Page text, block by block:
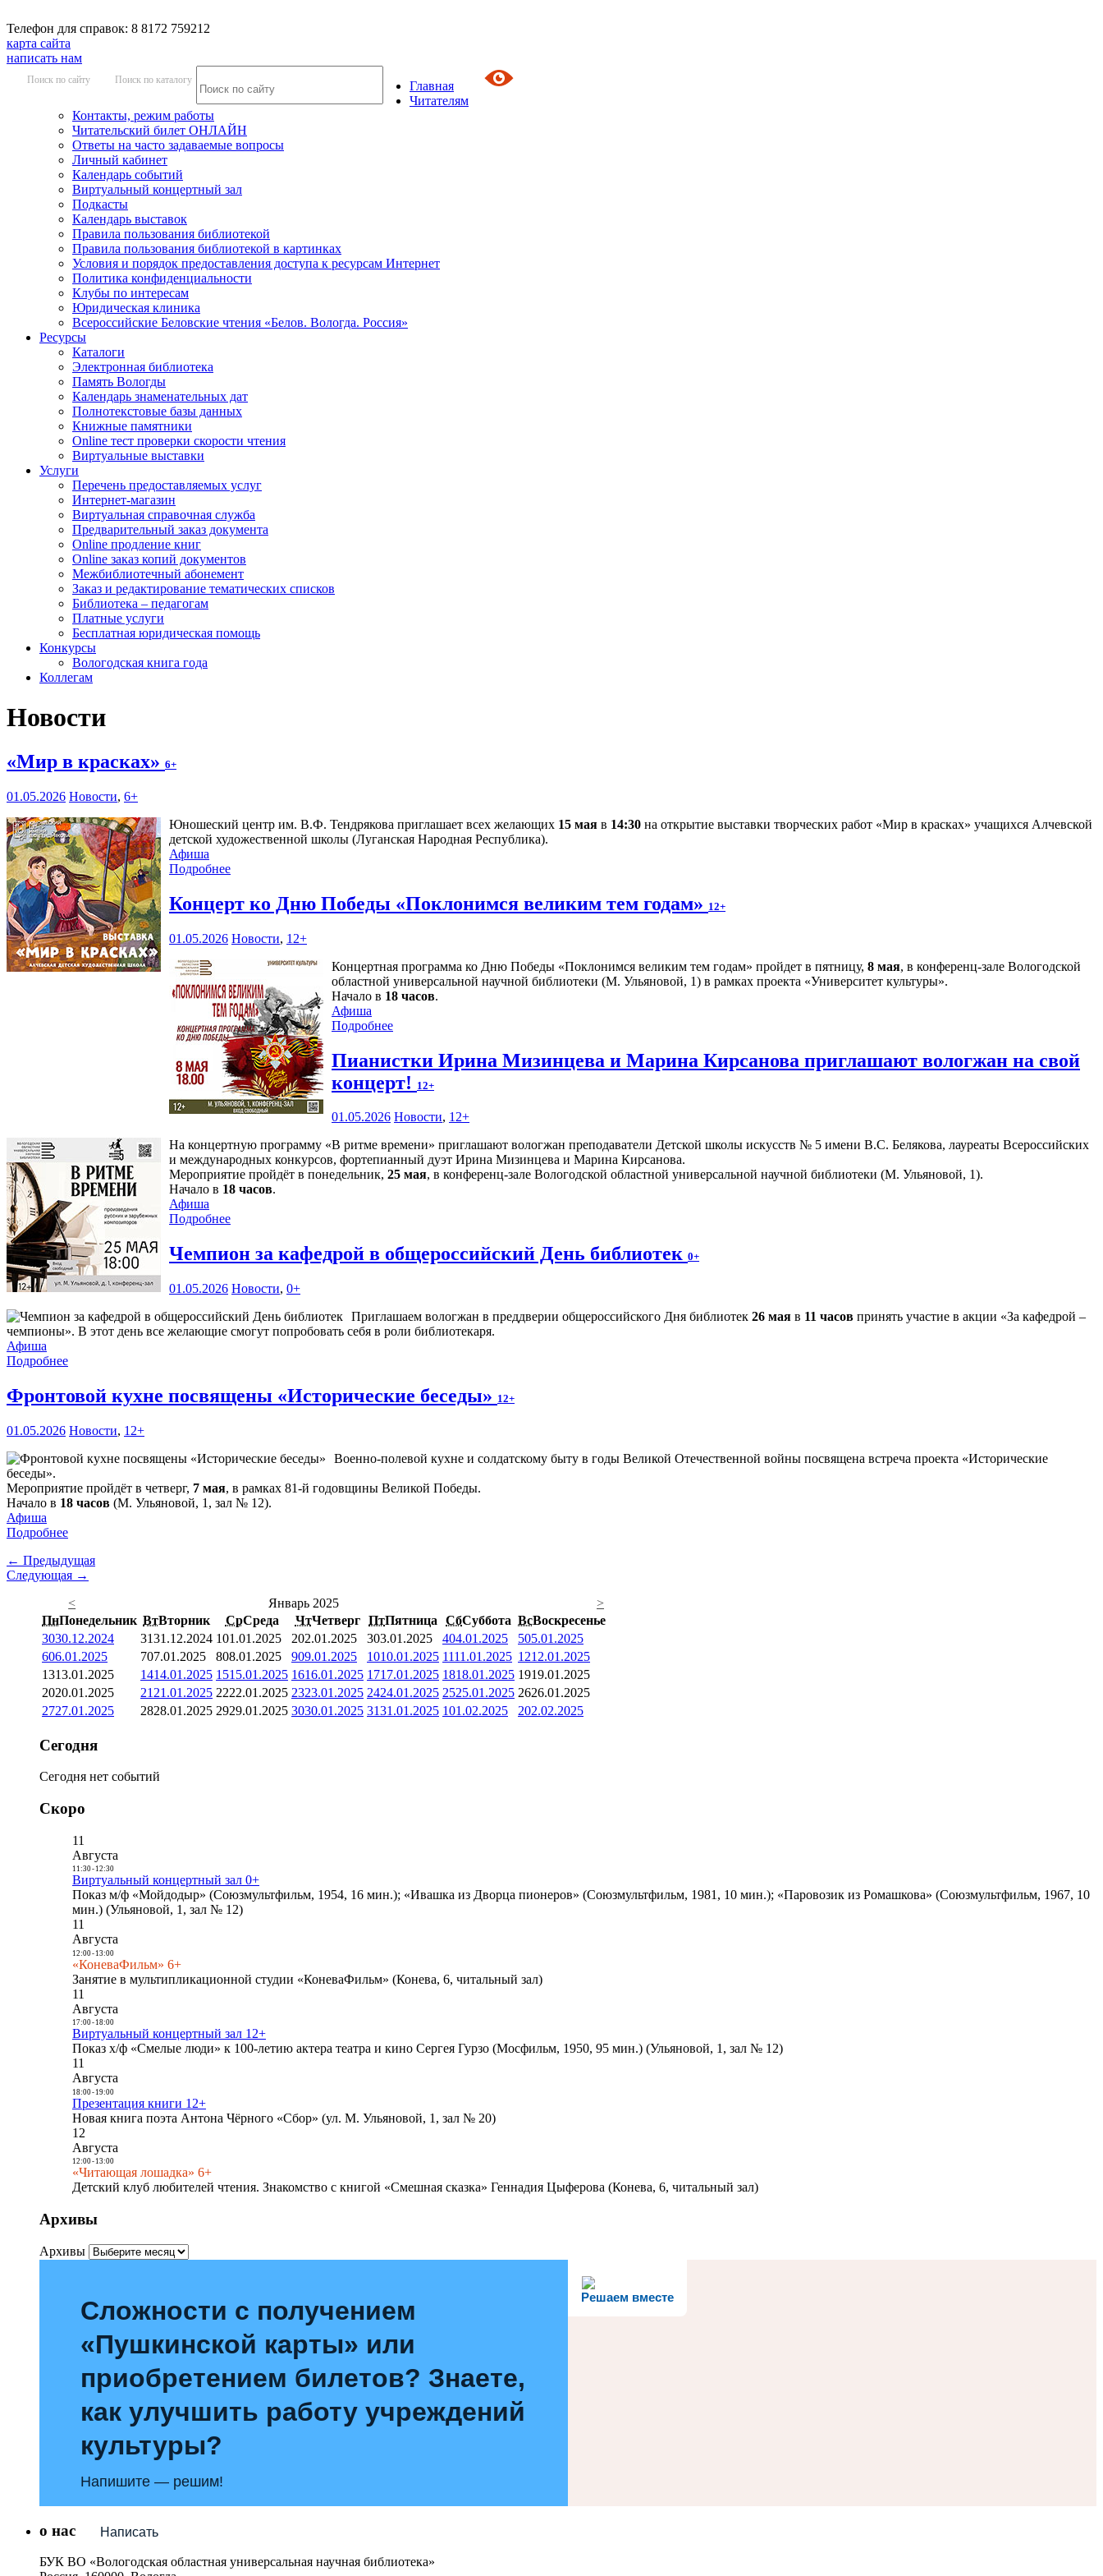
Телефон для справок: 8 8172 759212
карта сайта
написать нам
Поиск по сайту Поиск по каталогу
Главная
Читателям
Контакты, режим работы
Читательский билет ОНЛАЙН
Ответы на часто задаваемые вопросы
Личный кабинет
Календарь событий
Виртуальный концертный зал
Подкасты
Календарь выставок
Правила пользования библиотекой
Правила пользования библиотекой в картинках
Условия и порядок предоставления доступа к ресурсам Интернет
Политика конфиденциальности
Клубы по интересам
Юридическая клиника
Всероссийские Беловские чтения «Белов. Вологда. Россия»
Ресурсы
Каталоги
Электронная библиотека
Память Вологды
Календарь знаменательных дат
Полнотекстовые базы данных
Книжные памятники
Online тест проверки скорости чтения
Виртуальные выставки
Услуги
Перечень предоставляемых услуг
Интернет-магазин
Виртуальная справочная служба
Предварительный заказ документа
Online продление книг
Online заказ копий документов
Межбиблиотечный абонемент
Заказ и редактирование тематических списков
Библиотека – педагогам
Платные услуги
Бесплатная юридическая помощь
Конкурсы
Вологодская книга года
Коллегам
Новости
«Мир в красках» 6+
01.05.2026 Новости, 6+
Юношеский центр им. В.Ф. Тендрякова приглашает всех желающих 15 мая в 14:30 на открытие выставки творческих работ «Мир в красках» учащихся Алчевской
детской художественной школы (Луганская Народная Республика).
Афиша
Подробнее
Концерт ко Дню Победы «Поклонимся великим тем годам» 12+
01.05.2026 Новости, 12+
Концертная программа ко Дню Победы «Поклонимся великим тем годам» пройдет в пятницу, 8 мая, в конференц-зале Вологодской
областной универсальной научной библиотеки (М. Ульяновой, 1) в рамках проекта «Университет культуры».
Начало в 18 часов.
Афиша
Подробнее
Пианистки Ирина Мизинцева и Марина Кирсанова приглашают вологжан на свой
концерт! 12+
01.05.2026 Новости, 12+
На концертную программу «В ритме времени» приглашают вологжан преподаватели Детской школы искусств № 5 имени В.С. Белякова, лауреаты Всероссийских
и международных конкурсов, фортепианный дуэт Ирина Мизинцева и Марина Кирсанова.
Мероприятие пройдёт в понедельник, 25 мая, в конференц-зале Вологодской областной универсальной научной библиотеки (М. Ульяновой, 1).
Начало в 18 часов.
Афиша
Подробнее
Чемпион за кафедрой в общероссийский День библиотек 0+
01.05.2026 Новости, 0+
Приглашаем вологжан в преддверии общероссийского Дня библиотек 26 мая в 11 часов принять участие в акции «За кафедрой –
чемпионы». В этот день все желающие смогут попробовать себя в роли библиотекаря.
Афиша
Подробнее
Фронтовой кухне посвящены «Исторические беседы» 12+
01.05.2026 Новости, 12+
Военно-полевой кухне и солдатскому быту в годы Великой Отечественной войны посвящена встреча проекта «Исторические
беседы».
Мероприятие пройдёт в четверг, 7 мая, в рамках 81-й годовщины Великой Победы.
Начало в 18 часов (М. Ульяновой, 1, зал № 12).
Афиша
Подробнее
← Предыдущая
Следующая →
<
Январь 2025
>
ПнПонедельник ВтВторник СрСреда ЧтЧетверг ПтПятница СбСуббота ВсВоскресенье
3030.12.2024 3131.12.2024 101.01.2025 202.01.2025 303.01.2025 404.01.2025 505.01.2025
606.01.2025 707.01.2025 808.01.2025 909.01.2025 1010.01.2025 1111.01.2025 1212.01.2025
1313.01.2025 1414.01.2025 1515.01.2025 1616.01.2025 1717.01.2025 1818.01.2025 1919.01.2025
2020.01.2025 21 21.01.2025 2222.01.2025 2323.01.2025 2424.01.2025 2525.01.2025 2626.01.2025
2727.01.2025 2828.01.2025 2929.01.2025 3030.01.2025 3131.01.2025 101.02.2025 202.02.2025
Сегодня
Сегодня нет событий
Скоро
11
Августа
11:30- 12:30
Виртуальный концертный зал 0+
Показ м/ф «Мойдодыр» (Союзмультфильм, 1954, 16 мин.); «Ивашка из Дворца пионеров» (Союзмультфильм, 1981, 10 мин.); «Паровозик из Ромашкова» (Союзмультфильм, 1967, 10
мин.) (Ульяновой, 1, зал № 12)
11
Августа
12:00- 13:00
«КоневаФильм» 6+
Занятие в мультипликационной студии «КоневаФильм» (Конева, 6, читальный зал)
11
Августа
17:00- 18:00
Виртуальный концертный зал 12+
Показ х/ф «Смелые люди» к 100-летию актера театра и кино Сергея Гурзо (Мосфильм, 1950, 95 мин.) (Ульяновой, 1, зал № 12)
11
Августа
18:00- 19:00
Презентация книги 12+
Новая книга поэта Антона Чёрного «Сбор» (ул. М. Ульяновой, 1, зал № 20)
12
Августа
12:00- 13:00
«Читающая лошадка» 6+
Детский клуб любителей чтения. Знакомство с книгой «Смешная сказка» Геннадия Цыферова (Конева, 6, читальный зал)
Архивы
Архивы
Решаем вместе
Сложности с получением
«Пушкинской карты» или
приобретением билетов? Знаете,
как улучшить работу учреждений
культуры?
Напишите — решим!
Написать
о нас
БУК ВО «Вологодская областная универсальная научная библиотека»